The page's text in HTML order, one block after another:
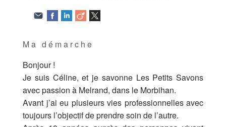
Ma démarche
Bonjour !
Je suis Céline, et je savonne Les Petits Savons
avec passion à Melrand, dans le Morbihan.
Avant j’ai eu plusieurs vies professionnelles avec
toujours l’objectif de prendre soin de l’autre.